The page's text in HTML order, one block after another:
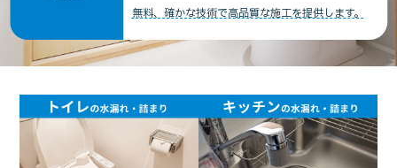
無料、確かな技術で高品質な施工を提供します。